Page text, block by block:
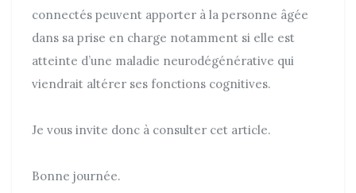
connectés peuvent apporter à la personne âgée
dans sa prise en charge notamment si elle est
atteinte d’une maladie neurodégénérative qui
viendrait altérer ses fonctions cognitives.
Je vous invite donc à consulter cet article.
Bonne journée.